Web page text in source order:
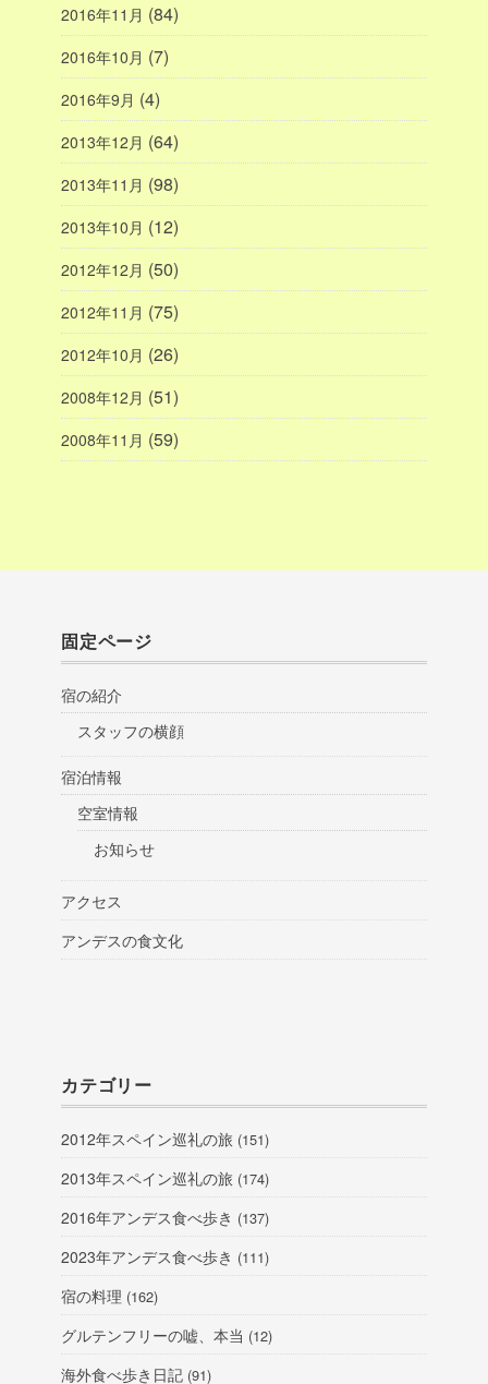
2016年11月 (84)
2016年10月 (7)
2016年9月 (4)
2013年12月 (64)
2013年11月 (98)
2013年10月 (12)
2012年12月 (50)
2012年11月 (75)
2012年10月 (26)
2008年12月 (51)
2008年11月 (59)
固定ページ
宿の紹介
スタッフの横顔
宿泊情報
空室情報
お知らせ
アクセス
アンデスの食文化
カテゴリー
2012年スペイン巡礼の旅 (151)
2013年スペイン巡礼の旅 (174)
2016年アンデス食べ歩き (137)
2023年アンデス食べ歩き (111)
宿の料理 (162)
グルテンフリーの嘘、本当 (12)
海外食べ歩き日記 (91)